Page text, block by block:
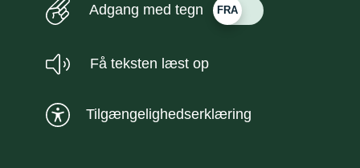
Adgang med tegn
Få teksten læst op
Tilgængelighedserklæring